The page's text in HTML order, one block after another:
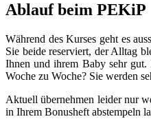
Ablauf beim PEKiP
Während des Kurses geht es
Sie beide reserviert, der Alltag
Ihnen und ihrem Baby sehr
Woche zu Woche? Sie werden
Aktuell übernehmen leider nur
in Ihrem Bonusheft abstempeln